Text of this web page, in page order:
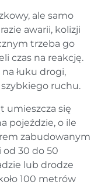
ale samo
awarii, kolizji
trzeba go
czas na reakcję.
łuku drogi,
ruchu.
umieszcza się
pojeździe, o ile
zabudowanym
od 30 do 50
lub drodze
100 metrów